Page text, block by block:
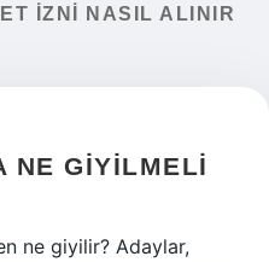
IZNI NASIL ALINIR
NE GIYILMELI
ne giyilir? Adaylar,